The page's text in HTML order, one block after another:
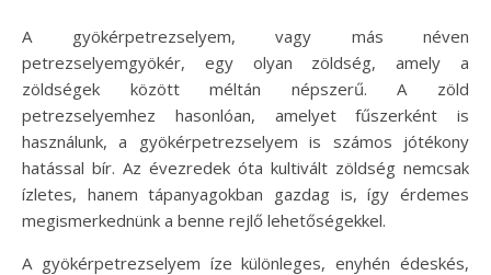
A gyökérpetrezselyem, vagy más néven
petrezselyemgyökér, egy olyan zöldség, amely a
zöldségek között méltán népszerű. A zöld
petrezselyemhez hasonlóan, amelyet fűszerként is
használunk, a gyökérpetrezselyem is számos jótékony
hatással bír. Az évezredek óta kultivált zöldség nemcsak
ízletes, hanem tápanyagokban gazdag is, így érdemes
megismerkednünk a benne rejlő lehetőségekkel.
A gyökérpetrezselyem íze különleges, enyhén édeskés,